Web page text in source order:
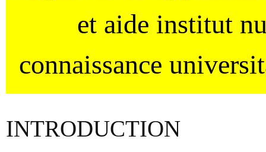
et aide institut
connaissance
INTRODUCTION